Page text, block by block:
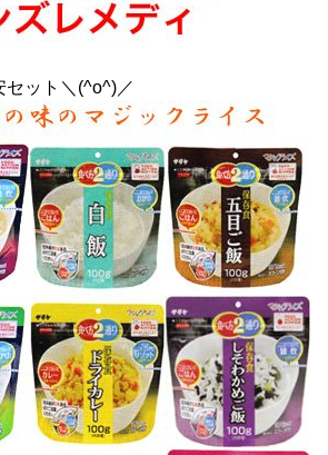
セット＼(^o^)／